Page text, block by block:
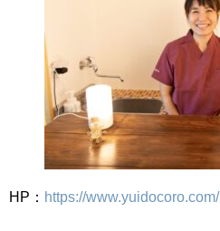
HP： https://www.yuidocoro.com/